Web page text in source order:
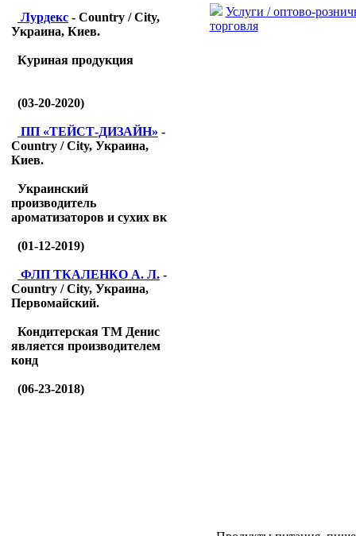
Лурдекс - Country / City,
Украина, Киев.
Куриная продукция
(03-20-2020)
ПП «ТЕЙСТ-ДИЗАЙН» -
Country / City, Украина,
Киев.
Украинский
производитель
ароматизаторов и сухих вк
(01-12-2019)
ФЛП ТКАЛЕНКО А. Л. -
Country / City, Украина,
Первомайский.
Кондитерская ТМ Денис
является производителем
конд
(06-23-2018)
Услуги / оптово-
торговля